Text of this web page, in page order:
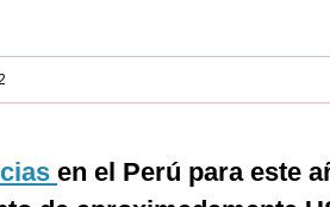
en el Perú para este